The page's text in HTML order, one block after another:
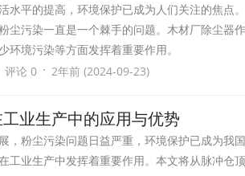
水平的提高，环境保护已成为人们关注的焦点
尘污染一直是一个棘手的问题。木材厂除尘器
环境污染等方面发挥着重要作用。
评论 0 · 2年前 (2024-09-23)
业生产中的应用与优势
，粉尘污染问题日益严重，环境保护已成为我
工业生产中发挥着重要作用。本文将从脉冲仓